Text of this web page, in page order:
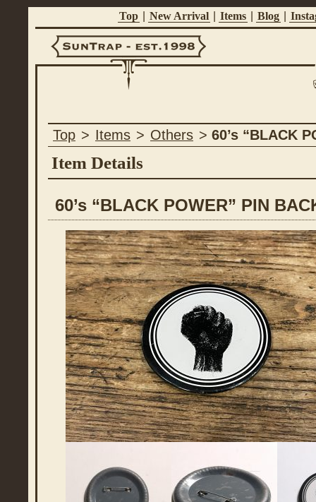
Top New Arrival Items Blog
Est.1998
Top > Items > Others > 60’s “BLACK
Item Details
60’s “BLACK POWER” PIN